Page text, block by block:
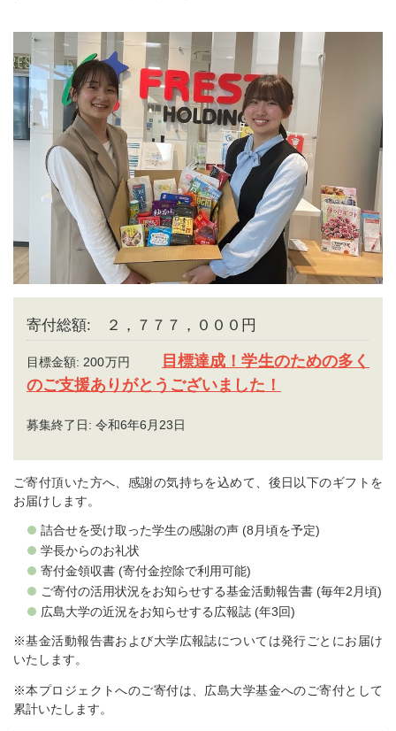
寄付総額: ２，７７７，０００円
目標金額: 200万円
目標達成！学生のための多く
のご支援ありがとうございました！
募集終了日: 令和6年6月23日
ご寄付頂いた方へ、感謝の気持ちを込めて、後日以下のギフトを
お届けします。
詰合せを受け取った学生の感謝の声 (8月頃を予定)
学長からのお礼状
寄付金領収書 (寄付金控除で利用可能)
ご寄付の活用状況をお知らせする基金活動報告書 (毎年2月頃)
広島大学の近況をお知らせする広報誌 (年3回)
※基金活動報告書および大学広報誌については発行ごとにお届け
いたします。
※本プロジェクトへのご寄付は、広島大学基金へのご寄付として
累計いたします。